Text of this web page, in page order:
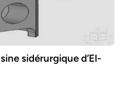
sidérurgique d’El-